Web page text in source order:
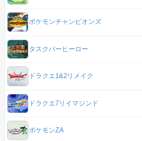
ポケモンチャンピオンズ
タスクバーヒーロー
ドラクエ1&2リメイク
ドラクエ7リイマジンド
ポケモンZA